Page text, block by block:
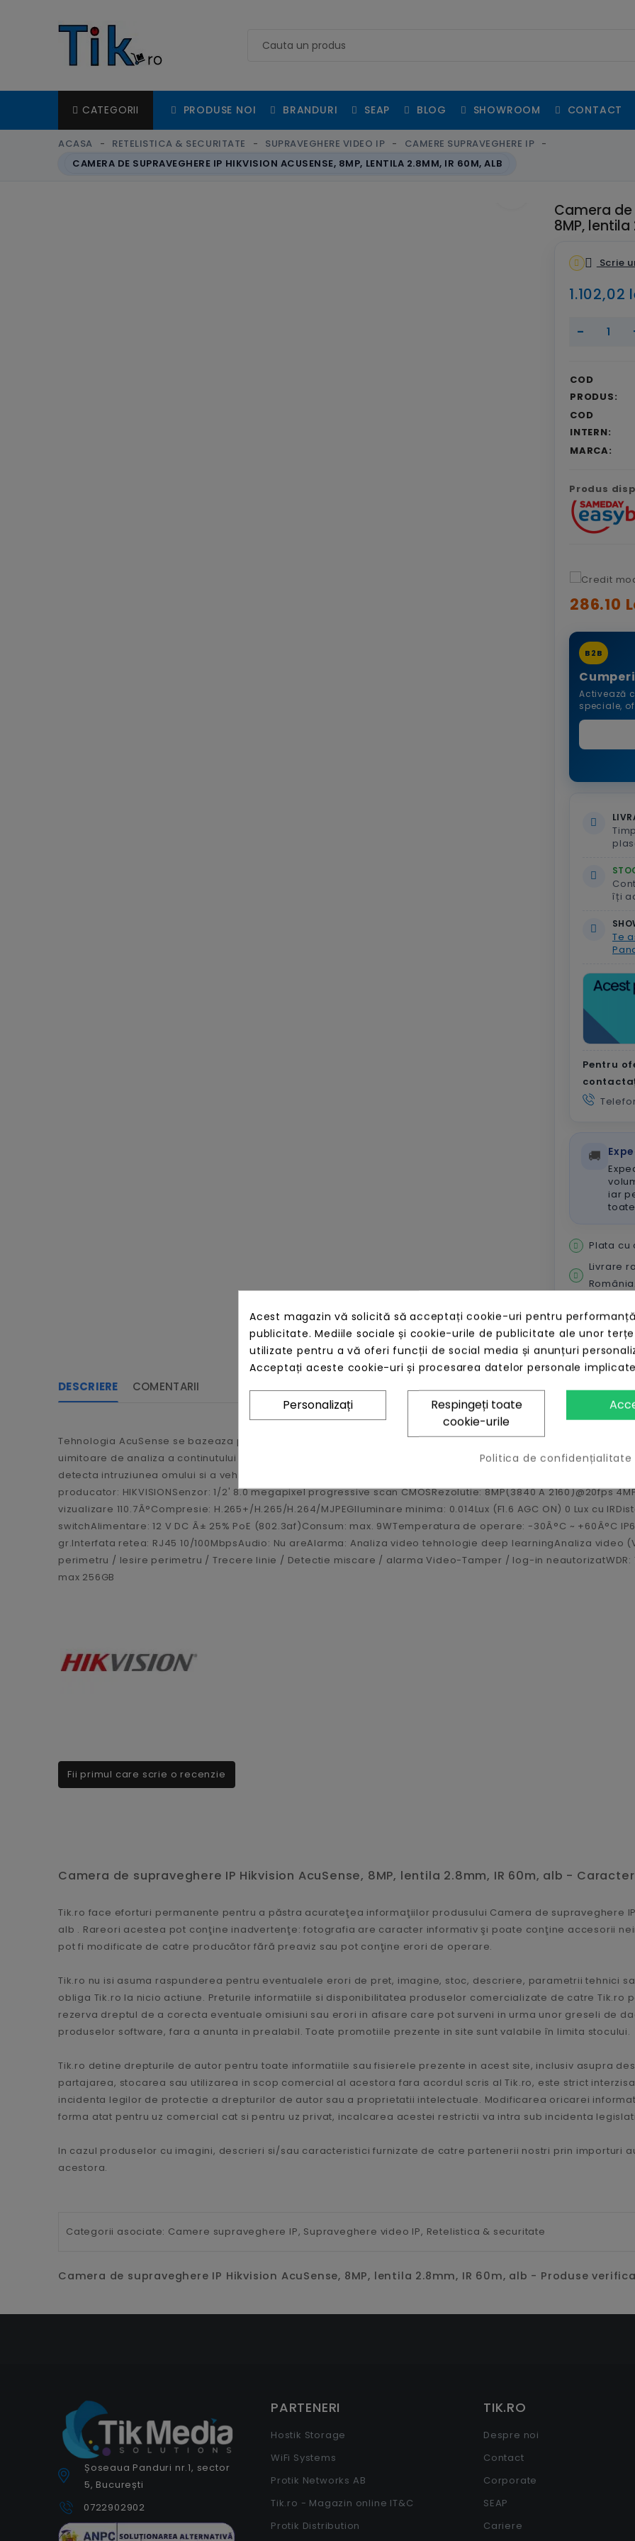
CATEGORII PRODUSE NOI BRANDURI SEAP BLOG SHOWROOM CONTACT
ACASA RETELISTICA & SECURITATE SUPRAVEGHERE VIDEO IP
CAMERE SUPRAVEGHERE IP
CAMERA DE SUPRAVEGHERE IP HIKVISION ACUSENSE, 8MP, LENTILA 2.8MM, IR 60M, ALB
Camera de
8MP,
Scrie
1.102,02
-
COD
PRODUS:
COD
INTERN:
MARCA:
Produs
286.10
B2B
Activează
speciale,
îți
Te
Pentru
🚚
iar
Plata cu
Livrare
România.
DESCRIERE COMENTARII
Tehnologia AcuSense se bazeaza pe algoritmul Hikvision's Deep Learning. Aceste algoritm revolutionar
uimitoare de analiza a continutului video (VCA). AcuSense este capabil sa extraga corpul uman si vehiculul
detecta intruziunea omului si a vehiculului, dar poate si sa elimine alarmele false care ar fi declansate de
producator: HIKVISIONSenzor: 1/2' 8.0 megapixel progressive scan CMOSRezolutie: 8MP(3840 Ã 2160)@20fps
vizualizare 110.7Â°Compresie: H.265+/H.265/H.264/MJPEGIluminare minima: 0.014Lux (F1.6 AGC ON) 0 Lux cu
switchAlimentare: 12 V DC Â± 25% PoE (802.3af)Consum: max. 9WTemperatura de operare: -30Â°C ~ +60Â°C
gr.Interfata retea: RJ45 10/100MbpsAudio: Nu areAlarma: Analiza video tehnologie deep learningAnaliza video
perimetru / Iesire perimetru / Trecere linie / Detectie miscare / alarma Video-Tamper / log-in neautorizatWDR:
max 256GB
Fii primul care scrie o recenzie
Camera de supraveghere IP Hikvision AcuSense, 8MP, lentila 2.8mm, IR 60m, alb -
Tik.ro face eforturi permanente pentru a păstra acurateţea informaţiilor produsului Camera de supraveghere IP
alb . Rareori acestea pot conţine inadvertenţe: fotografia are caracter informativ şi poate conţine accesorii
pot fi modificate de catre producător fără preaviz sau pot conţine erori de operare.
Tik.ro nu isi asuma raspunderea pentru eventualele erori de pret, imagine, stoc, descriere, parametrii tehnici
obliga Tik.ro la nicio actiune. Preturile informatiile si disponibilitatea produselor comercializate de catre Tik.ro
rezerva dreptul de a corecta eventuale omisiuni sau erori in afisare care pot surveni in urma unor greseli de
produselor software, fara a anunta in prealabil. Toate promotiile prezente in site sunt valabile în limita stocului.
Tik.ro detine drepturile de autor pentru toate informatiile sau fisierele prezente in acest site, inclusiv asupra
partajarea, stocarea sau utilizarea in scop comercial al acestora fara acordul scris al Tik.ro, este strict
incidenta legilor de protectie a drepturilor de autor sau a proprietatii intelectuale. Modificarea oricarei
forma atat pentru uz comercial cat si pentru uz privat, incalcarea acestei restrictii va intra sub incidenta
In cazul produselor cu imagini, descrieri si/sau caracteristici furnizate de catre partenerii nostri prin importuri
acestora.
Categorii asociate: Camere supraveghere IP, Supraveghere video IP, Retelistica & securitate
Camera de supraveghere IP Hikvision AcuSense, 8MP, lentila 2.8mm, IR 60m, alb - Produse
Șoseaua Panduri nr.1, sector
5, București
0722902902
PARTENERI
Hostik Storage
WiFi Systems
Protik Networks AB
Tik.ro - Magazin online IT&C
Protik Distribution
TIK.RO
Despre noi
Contact
Corporate
SEAP
Cariere
Acest magazin vă solicită să acceptați cookie-uri pentru
publicitate. Mediile sociale și cookie-urile de publicitate ale unor
utilizate pentru a vă oferi funcții de social media și anunțuri
Acceptați aceste cookie-uri și procesarea datelor personale
Respingeți toate
cookie-urile
Personalizați
Politica de confidențialitate